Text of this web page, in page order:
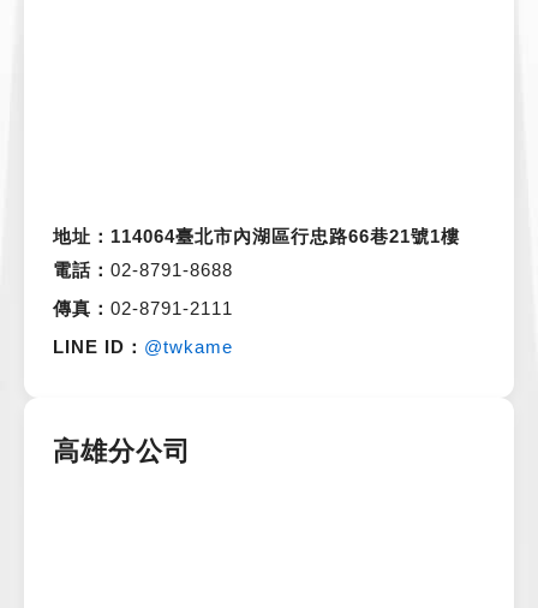
地址： 114064臺北市內湖區行忠路66巷21號1樓
電話： 02-8791-8688
傳真： 02-8791-2111
LINE ID： @twkame
高雄分公司